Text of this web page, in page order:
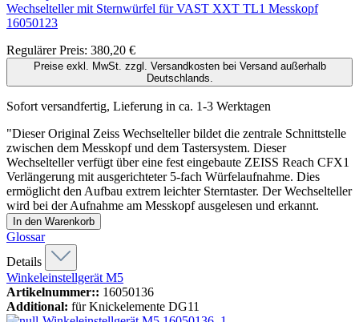
Wechselteller mit Sternwürfel für VAST XXT TL1 Messkopf
16050123
Regulärer Preis: 380,20 €
Preise exkl. MwSt. zzgl. Versandkosten bei Versand außerhalb
Deutschlands.
Sofort versandfertig, Lieferung in ca. 1-3 Werktagen
"Dieser Original Zeiss Wechselteller bildet die zentrale Schnittstelle
zwischen dem Messkopf und dem Tastersystem. Dieser
Wechselteller verfügt über eine fest eingebaute ZEISS Reach CFX1
Verlängerung mit ausgerichteter 5-fach Würfelaufnahme. Dies
ermöglicht den Aufbau extrem leichter Sterntaster. Der Wechselteller
wird bei der Aufnahme am Messkopf ausgelesen und erkannt.
In den Warenkorb
Glossar
Details
Winkeleinstellgerät M5
Artikelnummer:: 16050136
Additional: für Knickelemente DG11